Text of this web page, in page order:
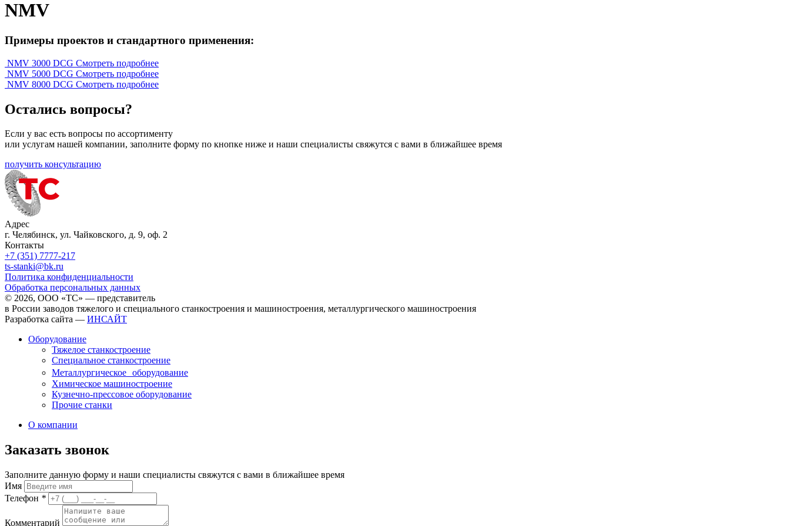
NMV
Примеры проектов и стандартного применения:
NMV 3000 DCG Смотреть подробнее
NMV 5000 DCG Смотреть подробнее
NMV 8000 DCG Смотреть подробнее
Остались вопросы?
Если у вас есть вопросы по ассортименту
или услугам нашей компании, заполните форму по кнопке ниже и наши специалисты свяжутся с вами в ближайшее время
получить консультацию
Адрес
г. Челябинск, ул. Чайковского, д. 9, оф. 2
Контакты
+7 (351) 7777-217
ts-stanki@bk.ru
Политика конфиденциальности
Обработка персональных данных
© 2026, ООО «ТС» — представитель
в России заводов тяжелого и специального станкостроения и машиностроения, металлургического машиностроения
Разработка сайта — ИНСАЙТ
Оборудование
Тяжелое станкостроение
Специальное станкостроение
Металлургическое оборудование
Химическое машиностроение
Кузнечно-прессовое оборудование
Прочие станки
О компании
Заказать звонок
Заполните данную форму и наши специалисты свяжутся с вами в ближайшее время
Имя
Телефон *
Комментарий